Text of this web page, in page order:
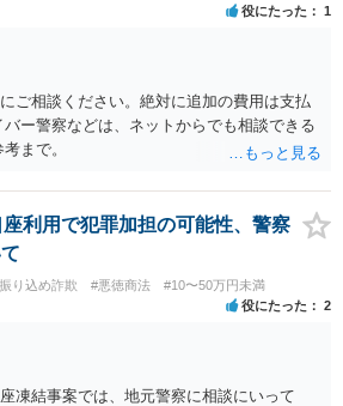
役にたった 1
ご相談ください。絶対に追加の費用は支払
ー警察などは、ネットからでも相談できる
まで。
利用で犯罪加担の可能性、警察
り込め詐欺 #悪徳商法 #10〜50万円未満
役にたった 2
凍結事案では、地元警察に相談にいって